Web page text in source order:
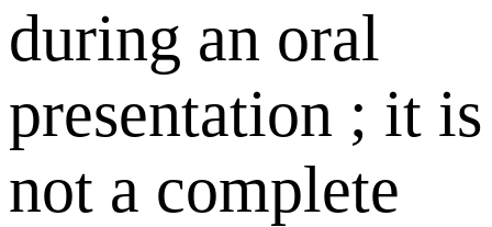
during an oral
presentation ; it is
not a complete